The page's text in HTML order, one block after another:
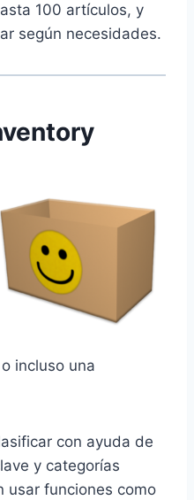
100 artículos, y
según necesidades.
incluso una
con ayuda de
y categorías
usar funciones como